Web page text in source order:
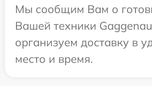
Мы сообщим Вам о
Вашей техники
организуем доставку в
место и время.